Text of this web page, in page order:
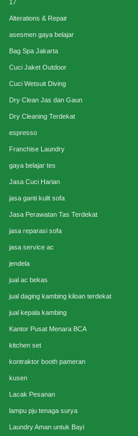
17
Alterations & Repair
asesmen gaya belajar
Bag Spa Jakarta
Cuci Jaket Outdoor
Cuci Wetsuit Diving
Dry Clean Jas dan Gaun
Dry Cleaning Terdekat
espresso
Franchise Laundry
gaya belajar tes
Jasa Cuci Harian
jasa ganti kulit sofa
Jasa Perawatan Tas Terdekat
jasa reparasi sofa
jasa service ac
jendela
jual ac bekas
jual daging kambing kiloan terdekat
jual kepala kambing
Kantor Pusat Menara BCA
kitchen set
kontraktor booth pameran
kusen
Lacak Pesanan
lampu pju tenaga surya
Laundry Aman untuk Bayi